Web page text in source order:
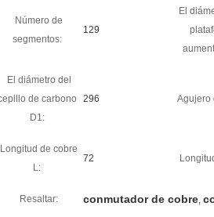
Número de
segmentos:
129
El
El diámetro del
de carbono
D1:
296 Agujero
Longitud de cobre
L:
72
Resaltar: conmutador de cobre,